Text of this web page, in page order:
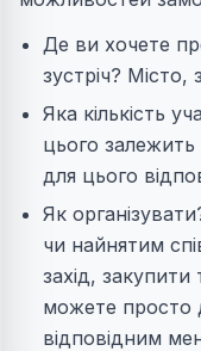
Де ви хочете
зустріч? Місто,
Яка кількість
цього
для цього
Як
чи найнятим
захід,
можете просто
відповідним